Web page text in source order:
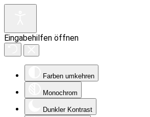
Eingabehilfen öffnen
Farben umkehren
Monochrom
Dunkler Kontrast